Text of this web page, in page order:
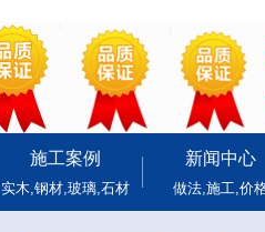
施工案例
实木,钢材,玻璃,石材
新闻中心
做法,施工,价